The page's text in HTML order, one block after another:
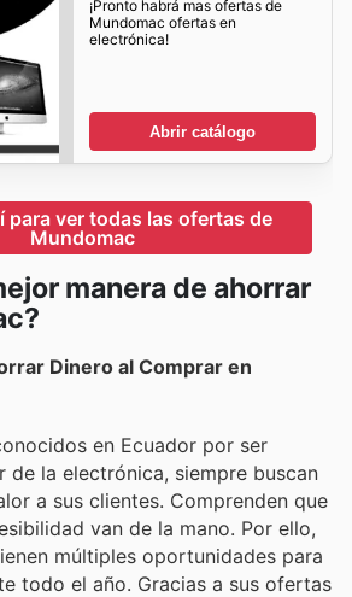
¡Pronto habrá mas ofertas de
Mundomac ofertas en
electrónica!
Abrir catálogo
para ver todas las ofertas de
Mundomac
manera de ahorrar
Dinero al Comprar en
en Ecuador por ser
de la electrónica, siempre buscan
a sus clientes. Comprenden que
van de la mano. Por ello,
múltiples oportunidades para
todo el año. Gracias a sus ofertas